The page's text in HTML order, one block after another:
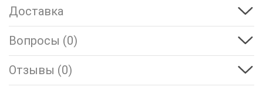
Доставка
Вопросы (0)
Отзывы (0)